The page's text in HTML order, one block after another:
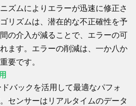
ズムによりエラーが迅速に修正さ
リズムは、潜在的な不正確性を予
の介入が減ることで、エラーの可
ます。エラーの削減は、一か八か
要です。
バックを活用して最適なパフォ
センサーはリアルタイムのデータ